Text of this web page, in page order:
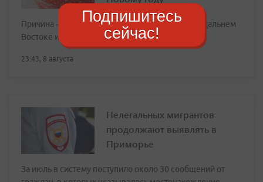
Причина — рекордно слабый вылов лосося на Дальнем
Востоке из-за потепления вод
23:43, 8 августа
Нелегальных мигрантов
продолжают выявлять в
Приморье
За июль в систему поступило около 30 сообщений от
Подпишитесь
сейчас!